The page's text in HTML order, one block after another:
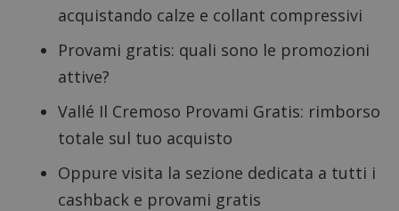
acquistando calze e collant compressivi
Provami gratis: quali sono le promozioni
attive?
Vallé Il Cremoso Provami Gratis: rimborso
totale sul tuo acquisto
Oppure visita la sezione dedicata a tutti i
cashback e provami gratis